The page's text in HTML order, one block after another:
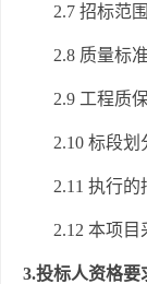
2.7 招标范
2.8 质量标
2.9 工程质
2.10 标段划
2.11 执行的
2.12 本项
3.投标人资格要